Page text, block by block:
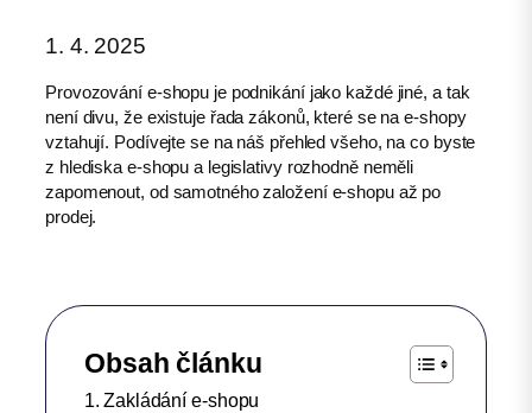
1. 4. 2025
Provozování e-shopu je podnikání jako každé jiné, a tak
není divu, že existuje řada zákonů, které se na e-shopy
vztahují. Podívejte se na náš přehled všeho, na co byste
z hlediska e-shopu a legislativy rozhodně neměli
zapomenout, od samotného založení e-shopu až po
prodej.
Obsah článku
Zakládání e-shopu